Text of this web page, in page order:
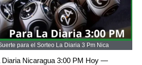
para el Sorteo La Diaria 3 Pm Nica
Diaria Nicaragua 3:00 PM Hoy —